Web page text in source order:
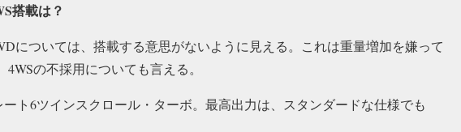
搭載は？
については、搭載する意思がないように見える。これは重量増加を嫌って
の不採用についても言える。
ト6ツインスクロール・ターボ。最高出力は、スタンダードな仕様でも